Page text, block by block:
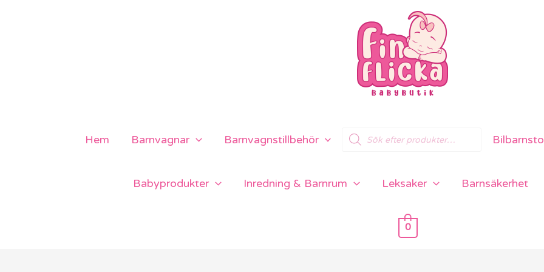
Hem Barnvagnar Barnvagnstillbehör
Products
search
Babyprodukter Inredning & Barnrum Leksaker Barnsäkerhet
0